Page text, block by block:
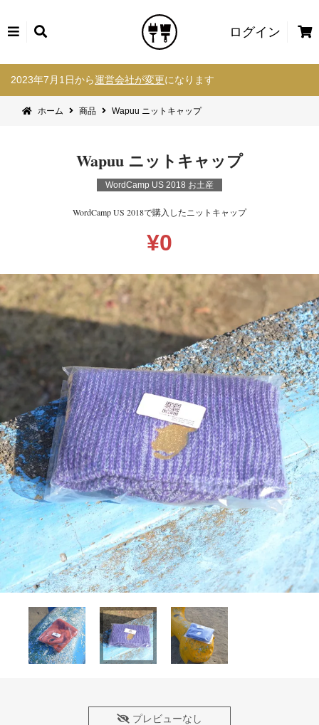
ログイン
カ
2023年7月1日から運営会社が変更になります
ホーム 商品 Wapuu ニットキャップ
Wapuu ニットキャップ
WordCamp US 2018 お土産
WordCamp US 2018で購入したニットキャップ
¥0
プレビューなし